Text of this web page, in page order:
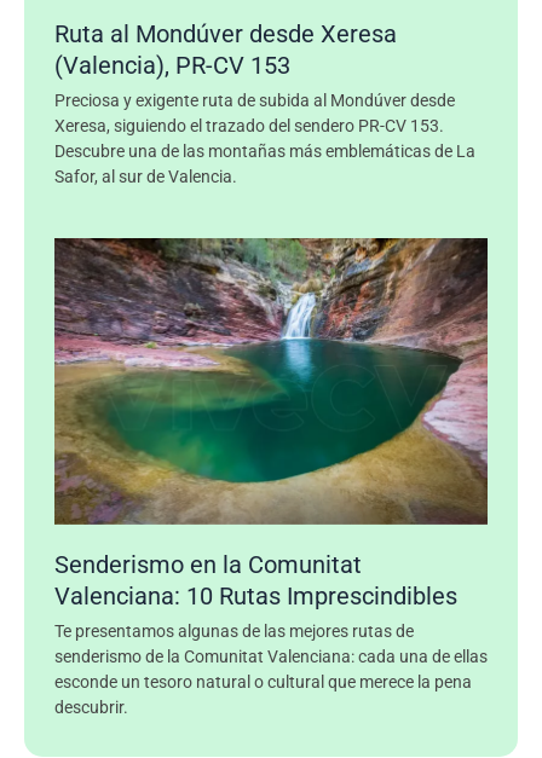
Ruta al Mondúver desde Xeresa
(Valencia), PR-CV 153
Preciosa y exigente ruta de subida al Mondúver desde
Xeresa, siguiendo el trazado del sendero PR-CV 153.
Descubre una de las montañas más emblemáticas de La
Safor, al sur de Valencia.
Senderismo en la Comunitat
Valenciana: 10 Rutas Imprescindibles
Te presentamos algunas de las mejores rutas de
senderismo de la Comunitat Valenciana: cada una de ellas
esconde un tesoro natural o cultural que merece la pena
descubrir.